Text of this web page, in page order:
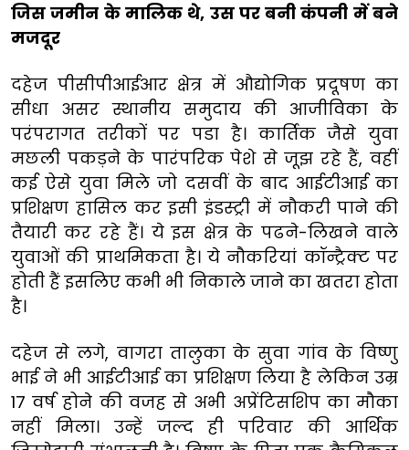
जिस जमीन के मालिक थे, उस पर बनी कंपनी में बने
मजदूर
दहेज पीसीपीआईआर क्षेत्र में औद्योगिक प्रदूषण का
सीधा असर स्थानीय समुदाय की आजीविका के
परंपरागत तरीकों पर पडा है। कार्तिक जैसे युवा
मछली पकड़ने के पारंपरिक पेशे से जूझ रहे हैं, वहीं
कई ऐसे युवा मिले जो दसवीं के बाद आईटीआई का
प्रशिक्षण हासिल कर इसी इंडस्ट्री में नौकरी पाने की
तैयारी कर रहे हैं। ये इस क्षेत्र के पढने-लिखने वाले
युवाओं की प्राथमिकता है। ये नौकरियां कॉन्ट्रैक्ट पर
होती हैं इसलिए कभी भी निकाले जाने का खतरा होता
है।
दहेज से लगे, वागरा तालुका के सुवा गांव के विष्णु
भाई ने भी आईटीआई का प्रशिक्षण लिया है लेकिन उम्र
17 वर्ष होने की वजह से अभी अप्रेंटिसशिप का मौका
नहीं मिला। उन्हें जल्द ही परिवार की आर्थिक